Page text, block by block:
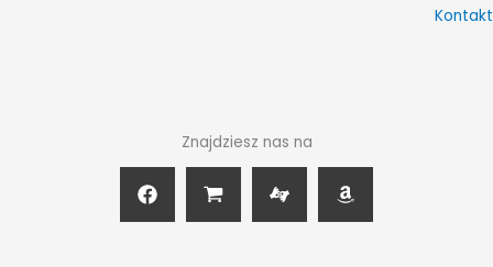
Kontakt
Znajdziesz nas na